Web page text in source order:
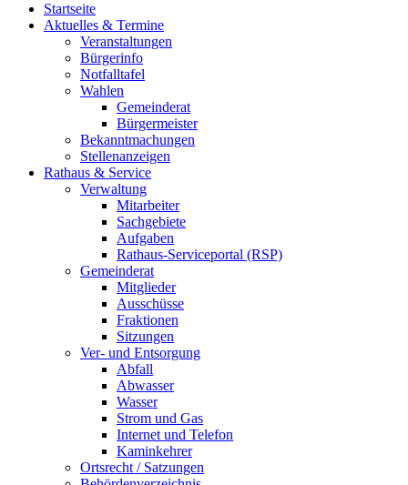
Startseite
Aktuelles & Termine
Veranstaltungen
Bürgerinfo
Notfalltafel
Wahlen
Gemeinderat
Bürgermeister
Bekanntmachungen
Stellenanzeigen
Rathaus & Service
Verwaltung
Mitarbeiter
Sachgebiete
Aufgaben
Rathaus-Serviceportal (RSP)
Gemeinderat
Mitglieder
Ausschüsse
Fraktionen
Sitzungen
Ver- und Entsorgung
Abfall
Abwasser
Wasser
Strom und Gas
Internet und Telefon
Kaminkehrer
Ortsrecht / Satzungen